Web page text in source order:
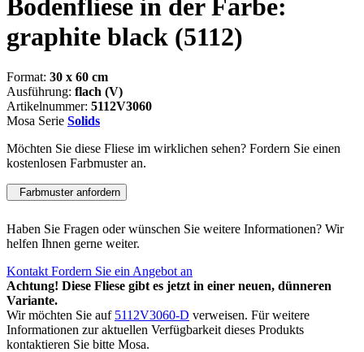
Bodenfliese in der Farbe:
graphite black (5112)
Format: 30 x 60 cm
Ausführung: flach (V)
Artikelnummer: 5112V3060
Mosa Serie Solids
Möchten Sie diese Fliese im wirklichen sehen? Fordern Sie einen
kostenlosen Farbmuster an.
Farbmuster anfordern
Haben Sie Fragen oder wünschen Sie weitere Informationen? Wir
helfen Ihnen gerne weiter.
Kontakt Fordern Sie ein Angebot an
Achtung! Diese Fliese gibt es jetzt in einer neuen, dünneren
Variante.
Wir möchten Sie auf 5112V3060-D verweisen. Für weitere
Informationen zur aktuellen Verfügbarkeit dieses Produkts
kontaktieren Sie bitte Mosa.